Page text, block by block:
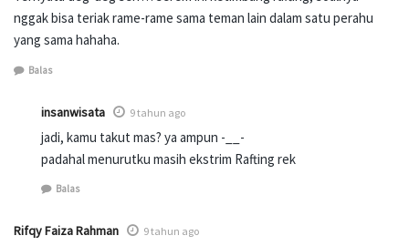
nggak bisa teriak rame-rame sama teman lain dalam satu perahu
yang sama hahaha.
Balas
insanwisata 9 tahun ago
jadi, kamu takut mas? ya ampun -__-
padahal menurutku masih ekstrim Rafting rek
Balas
Rifqy Faiza Rahman 9 tahun ago